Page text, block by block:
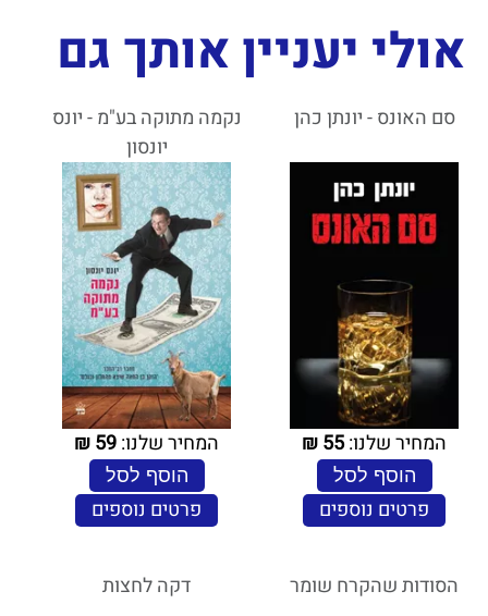
אולי יעניין אותך גם
סם האונס - יונתן כהן
המחיר שלנו:55
₪
הוסף לסל
פרטים נוספים
נקמה מתוקה בע"מ - יונס
יונסון
המחיר שלנו:59
₪
הוסף לסל
פרטים נוספים
הסודות שהקרח שומר דקה לחצות